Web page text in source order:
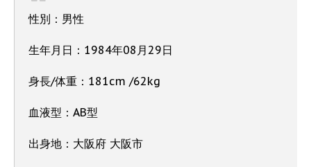
性別：男性
生年月日：1984年08月29日
身長/体重：181cm /62kg
血液型：AB型
出身地：大阪府 大阪市